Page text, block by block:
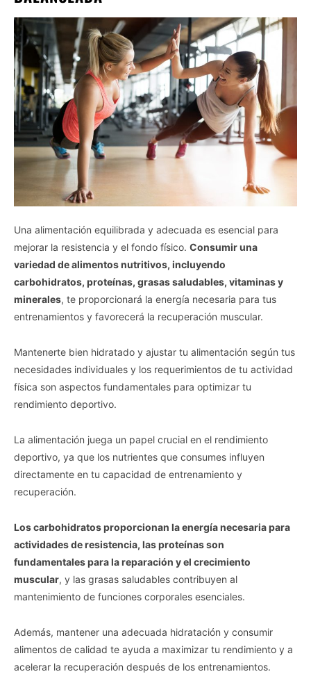
Una alimentación equilibrada y adecuada es esencial para
mejorar la resistencia y el fondo físico. Consumir una
variedad de alimentos nutritivos, incluyendo
carbohidratos, proteínas, grasas saludables, vitaminas y
minerales, te proporcionará la energía necesaria para tus
entrenamientos y favorecerá la recuperación muscular.
Mantenerte bien hidratado y ajustar tu alimentación según tus
necesidades individuales y los requerimientos de tu actividad
física son aspectos fundamentales para optimizar tu
rendimiento deportivo.
La alimentación juega un papel crucial en el rendimiento
deportivo, ya que los nutrientes que consumes influyen
directamente en tu capacidad de entrenamiento y
recuperación.
Los carbohidratos proporcionan la energía necesaria para
actividades de resistencia, las proteínas son
fundamentales para la reparación y el crecimiento
muscular, y las grasas saludables contribuyen al
mantenimiento de funciones corporales esenciales.
Además, mantener una adecuada hidratación y consumir
alimentos de calidad te ayuda a maximizar tu rendimiento y a
acelerar la recuperación después de los entrenamientos.